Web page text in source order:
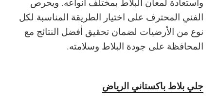
الفني المحترف على اختيار الطريقة المناسبة لكل
نوع من الأرضيات لضمان تحقيق أفضل النتائج مع
المحافظة على جودة البلاط وسلامته.
جلي بلاط باكستاني الرياض